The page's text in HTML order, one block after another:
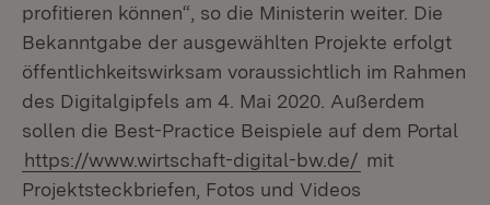
profitieren können“, so die Ministerin weiter. Die
Bekanntgabe der ausgewählten Projekte erfolgt
öffentlichkeitswirksam voraussichtlich im Rahmen
des Digitalgipfels am 4. Mai 2020. Außerdem
sollen die Best-Practice Beispiele auf dem Portal
https://www.wirtschaft-digital-bw.de/ mit
Projektsteckbriefen, Fotos und Videos